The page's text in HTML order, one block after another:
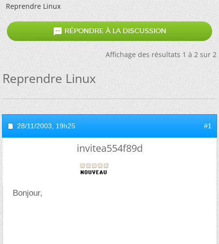
Reprendre Linux
 RÉPONDRE À LA DISCUSSION
Affichage des résultats 1 à 2 sur 2
Reprendre Linux
28/11/2003, 19h25 #1
invitea554f89d
Bonjour,